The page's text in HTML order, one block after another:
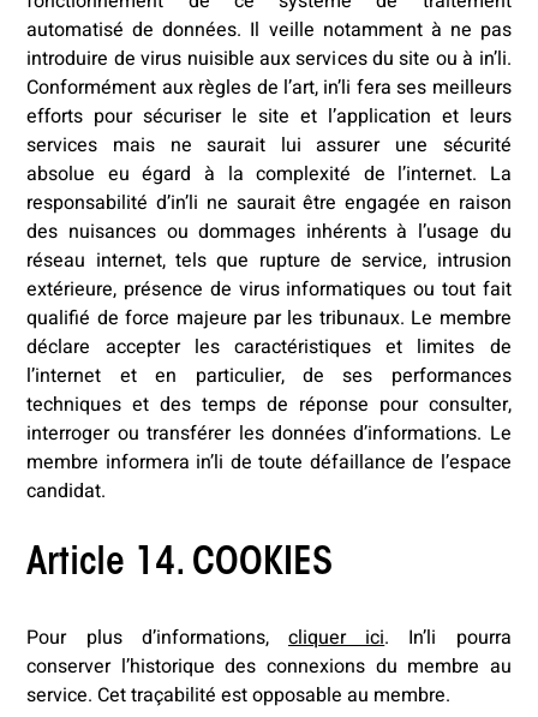
automatisé de données. Il veille notamment à ne pas
introduire de virus nuisible aux services du site ou à in’li.
Conformément aux règles de l’art, in’li fera ses meilleurs
efforts pour sécuriser le site et l’application et leurs
services mais ne saurait lui assurer une sécurité
absolue eu égard à la complexité de l’internet. La
responsabilité d’in’li ne saurait être engagée en raison
des nuisances ou dommages inhérents à l’usage du
réseau internet, tels que rupture de service, intrusion
extérieure, présence de virus informatiques ou tout fait
qualifié de force majeure par les tribunaux. Le membre
déclare accepter les caractéristiques et limites de
l’internet et en particulier, de ses performances
techniques et des temps de réponse pour consulter,
interroger ou transférer les données d’informations. Le
membre informera in’li de toute défaillance de l’espace
candidat.
Article 14. COOKIES
Pour plus d’informations, cliquer ici. In’li pourra
conserver l’historique des connexions du membre au
service. Cet traçabilité est opposable au membre.